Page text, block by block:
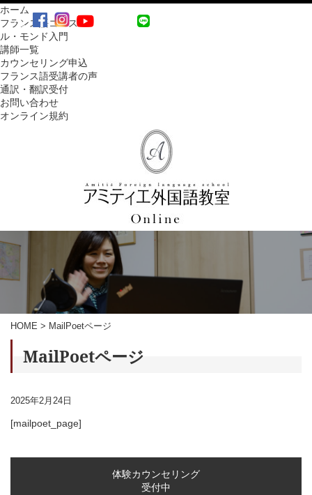
ホーム
フランス語コース
ル・モンド入門
講師一覧
カウンセリング申込
フランス語受講者の声
通訳・翻訳受付
お問い合わせ
オンライン規約
HOME > MailPoetページ
MailPoetページ
2025年2月24日
[mailpoet_page]
体験カウンセリング
受付中